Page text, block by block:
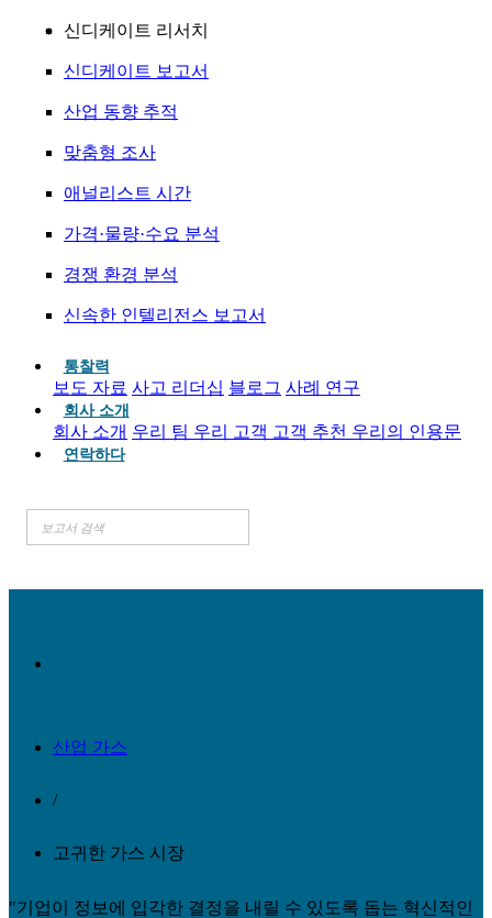
신디케이트 리서치
신디케이트 보고서
산업 동향 추적
맞춤형 조사
애널리스트 시간
가격·물량·수요 분석
경쟁 환경 분석
신속한 인텔리전스 보고서
통찰력
보도 자료 사고 리더십 블로그 사례 연구
회사 소개
회사 소개 우리 팀 우리 고객 고객 추천 우리의 인용문
연락하다
산업 가스
/
고귀한 가스 시장
"기업이 정보에 입각한 결정을 내릴 수 있도록 돕는 혁신적인